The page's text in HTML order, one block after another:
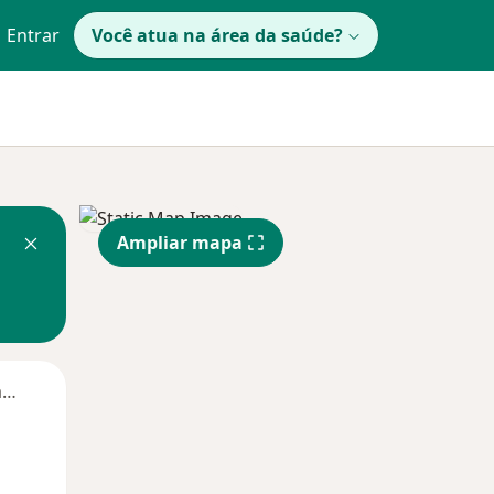
Entrar Você atua na área da saúde?
Segunda-feira
Ampliar mapa